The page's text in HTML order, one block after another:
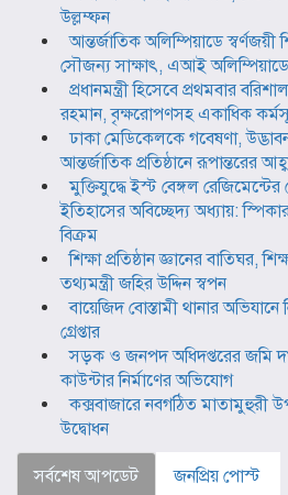
উল্লম্ফন
আন্তর্জাতিক অলিম্পিয়াডে স্বর্ণজয়ী
সৌজন্য সাক্ষাৎ, এআই
প্রধানমন্ত্রী হিসেবে প্রথমবার
রহমান, বৃক্ষরোপণসহ একাধিক
ঢাকা মেডিকেলকে গবেষণা,
আন্তর্জাতিক প্রতিষ্ঠানে রূপান্তরের
মুক্তিযুদ্ধে ইস্ট বেঙ্গল
ইতিহাসের অবিচ্ছেদ্য অধ্যায়:
বিক্রম
শিক্ষা প্রতিষ্ঠান জ্ঞানের বাতিঘর,
তথ্যমন্ত্রী জহির উদ্দিন স্বপন
বায়েজিদ বোস্তামী থানার
গ্রেপ্তার
সড়ক ও জনপদ অধিদপ্তরের জমি
কাউন্টার নির্মাণের অভিযোগ
কক্সবাজারে নবগঠিত মাতামুহুরী
উদ্বোধন
সর্বশেষ আপডেট
জনপ্রিয় পোস্ট